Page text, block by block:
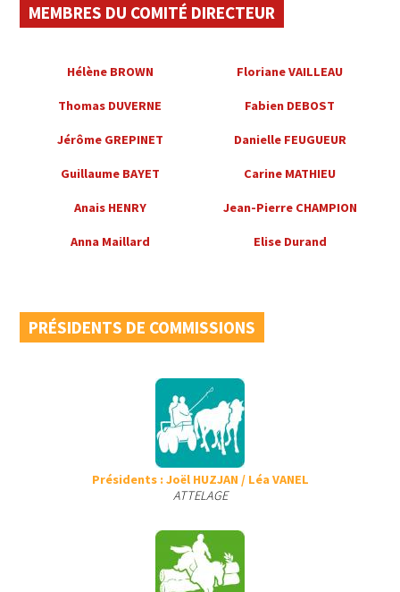
MEMBRES DU COMITÉ DIRECTEUR
Hélène BROWN Floriane VAILLEAU
Thomas DUVERNE Fabien DEBOST
Jérôme GREPINET Danielle FEUGUEUR
Guillaume BAYET Carine MATHIEU
Anais HENRY Jean-Pierre CHAMPION
Anna Maillard Elise Durand
PRÉSIDENTS DE COMMISSIONS
Présidents : Joël HUZJAN / Léa VANEL
ATTELAGE